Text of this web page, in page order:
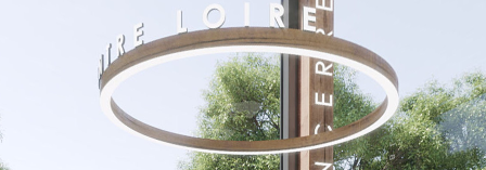
Châteaumeillant - Solissime
Coteaux du Giennois - Terre de Fumé
S'évader
Le climat et les saisons